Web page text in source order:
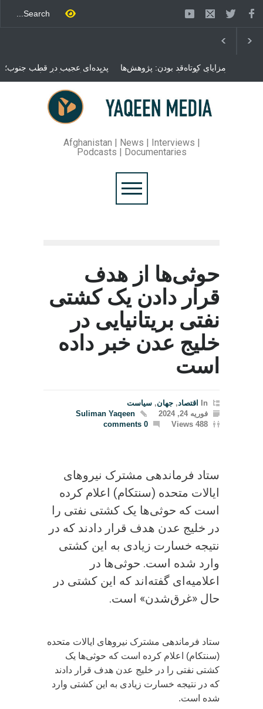
پدیده‌ای عجیب در قطب جنوب؛
پنگوئنی که هزاران بار در روز
می‌خوابد
مزایای کوتاه‌قد بودن: پژوهش‌ها
از فواید آن برای سلامتی
می‌گویند
محمدباقر قالیباف، رئیس
مجلس ایران، با انتقاد تند از
سیاست‌های دونالد ترمپ اعلام
کرد که واشنگتن تلاش دارد با
روند گفتگوها را از مسیر
مذاکره به سمت تسلیم سوق
دهد.
Afghanistan | News | Interviews |
Podcasts | Documentaries
حوثی‌ها از هدف
قرار دادن یک کشتی
نفتی بریتانیایی در
خلیج عدن خبر داده
است
In اقتصاد, جهان, سیاست
فوریه 24, 2024
Suliman Yaqeen
488 Views
0 comments
ستاد فرماندهی مشترک نیروهای
ایالات متحده (سنتکام) اعلام کرده
است که حوثی‌ها یک کشتی نفتی را
در خلیج عدن هدف قرار دادند که در
نتیجه خسارت زیادی به این کشتی
وارد شده است. ‏حوثی‌ها در
اعلامیه‌ای گفته‌اند که این کشتی در
حال «غرق‌شدن» است.
ستاد فرماندهی مشترک نیروهای ایالات متحده
(سنتکام) اعلام کرده است که حوثی‌ها یک
کشتی نفتی را در خلیج عدن هدف قرار دادند
که در نتیجه خسارت زیادی به این کشتی وارد
شده است.